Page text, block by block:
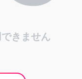
きません